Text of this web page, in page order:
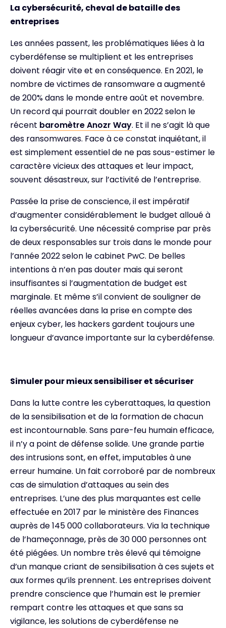
La cybersécurité, cheval de bataille des
entreprises
Les années passent, les problématiques liées à la
cyberdéfense se multiplient et les entreprises
doivent réagir vite et en conséquence. En 2021, le
nombre de victimes de ransomware a augmenté
de 200% dans le monde entre août et novembre.
Un record qui pourrait doubler en 2022 selon le
récent baromètre Anozr Way. Et il ne s’agit là que
des ransomwares. Face à ce constat inquiétant, il
est simplement essentiel de ne pas sous-estimer le
caractère vicieux des attaques et leur impact,
souvent désastreux, sur l’activité de l’entreprise.
Passée la prise de conscience, il est impératif
d’augmenter considérablement le budget alloué à
la cybersécurité. Une nécessité comprise par près
de deux responsables sur trois dans le monde pour
l’année 2022 selon le cabinet PwC. De belles
intentions à n’en pas douter mais qui seront
insuffisantes si l’augmentation de budget est
marginale. Et même s’il convient de souligner de
réelles avancées dans la prise en compte des
enjeux cyber, les hackers gardent toujours une
longueur d’avance importante sur la cyberdéfense.
Simuler pour mieux sensibiliser et sécuriser
Dans la lutte contre les cyberattaques, la question
de la sensibilisation et de la formation de chacun
est incontournable. Sans pare-feu humain efficace,
il n’y a point de défense solide. Une grande partie
des intrusions sont, en effet, imputables à une
erreur humaine. Un fait corroboré par de nombreux
cas de simulation d’attaques au sein des
entreprises. L’une des plus marquantes est celle
effectuée en 2017 par le ministère des Finances
auprès de 145 000 collaborateurs. Via la technique
de l’hameçonnage, près de 30 000 personnes ont
été piégées. Un nombre très élevé qui témoigne
d’un manque criant de sensibilisation à ces sujets et
aux formes qu’ils prennent. Les entreprises doivent
prendre conscience que l’humain est le premier
rempart contre les attaques et que sans sa
vigilance, les solutions de cyberdéfense ne